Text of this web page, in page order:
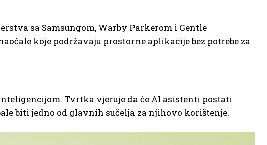
sa Samsungom, Warby Parkerom i Gentle
koje podržavaju prostorne aplikacije bez potrebe za
Tvrtka vjeruje da će AI asistenti postati
biti jedno od glavnih sučelja za njihovo korištenje.